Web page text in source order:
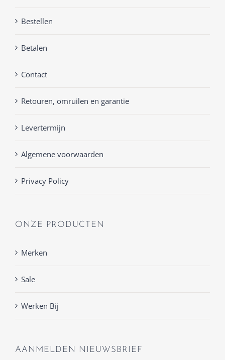
Bestellen
Betalen
Contact
Retouren, omruilen en garantie
Levertermijn
Algemene voorwaarden
Privacy Policy
ONZE PRODUCTEN
Merken
Sale
Werken Bij
AANMELDEN NIEUWSBRIEF